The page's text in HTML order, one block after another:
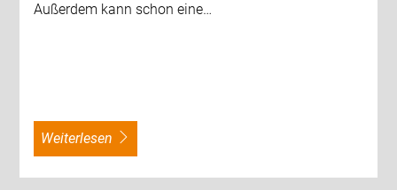
Außerdem kann schon eine…
weiterlesen